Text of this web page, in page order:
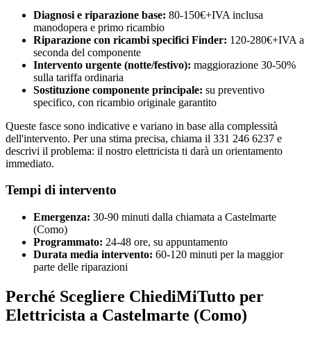
Diagnosi e riparazione base: 80-150€+IVA inclusa
manodopera e primo ricambio
Riparazione con ricambi specifici Finder: 120-280€+IVA a
seconda del componente
Intervento urgente (notte/festivo): maggiorazione 30-50%
sulla tariffa ordinaria
Sostituzione componente principale: su preventivo
specifico, con ricambio originale garantito
Queste fasce sono indicative e variano in base alla complessità
dell'intervento. Per una stima precisa, chiama il 331 246 6237 e
descrivi il problema: il nostro elettricista ti darà un orientamento
immediato.
Tempi di intervento
Emergenza: 30-90 minuti dalla chiamata a Castelmarte
(Como)
Programmato: 24-48 ore, su appuntamento
Durata media intervento: 60-120 minuti per la maggior
parte delle riparazioni
Perché Scegliere ChiediMiTutto per
Elettricista a Castelmarte (Como)